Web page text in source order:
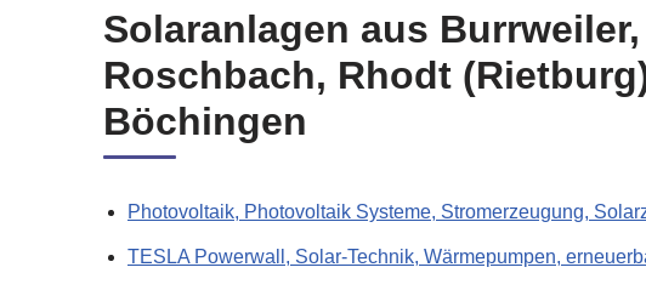
Solaranlagen aus
Roschbach, Rhodt
Böchingen
Photovoltaik, Photovoltaik Systeme, Stromerzeugung,
TESLA Powerwall, Solar-Technik, Wärmepumpen,